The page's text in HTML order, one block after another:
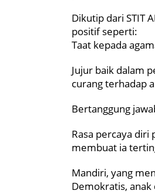
Dikutip dari STIT
positif seperti:
Taat kepada
Jujur baik dalam
curang terhadap
Bertanggung
Rasa percaya
membuat ia
Mandiri, yang
Demokratis,